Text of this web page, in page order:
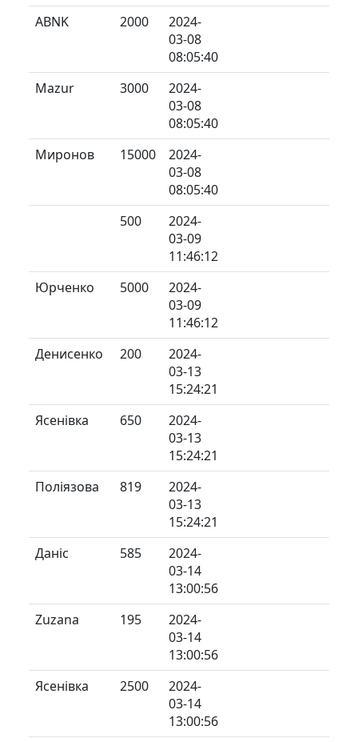
ABNK
2000
2024-
03-08
08:05:40
Mazur
3000
2024-
03-08
08:05:40
Миронов
15000
2024-
03-08
08:05:40
500
2024-
03-09
11:46:12
Юрченко
5000
2024-
03-09
11:46:12
Денисенко
200
2024-
03-13
15:24:21
Ясенівка
650
2024-
03-13
15:24:21
Поліязова
819
2024-
03-13
15:24:21
Даніс
585
2024-
03-14
13:00:56
Zuzana
195
2024-
03-14
13:00:56
Ясенівка
2500
2024-
03-14
13:00:56